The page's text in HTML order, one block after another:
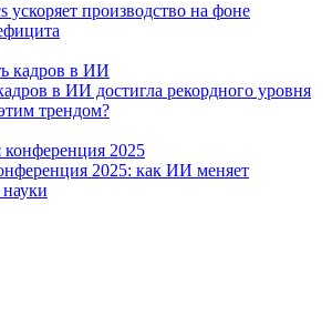
ускоряет производство на фоне
в ИИ достигла рекордного уровня
трендом?
2025: как ИИ меняет